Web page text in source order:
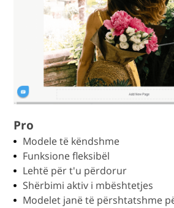
Pro
Modele të këndshme
Funksione fleksibël
Lehtë për t'u përdorur
Shërbimi aktiv i mbështetjes
Modelet janë të përshtatshme